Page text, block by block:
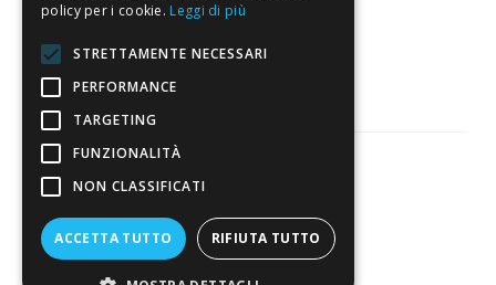
3.820
Recensioni
Pagamenti sicuri
policy per i cookie. Leggi di più
STRETTAMENTE NECESSARI
PERFORMANCE
TARGETING
FUNZIONALITÀ
NON CLASSIFICATI
ACCETTA TUTTO RIFIUTA TUTTO